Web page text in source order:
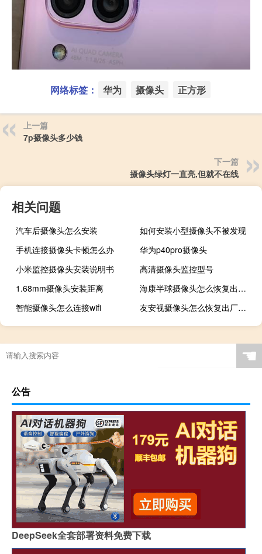
网络标签： 华为 摄像头 正方形
上一篇
7p摄像头多少钱
下一篇
摄像头绿灯一直亮,但就不在线
相关问题
汽车后摄像头怎么安装
如何安装小型摄像头不被发现
手机连接摄像头卡顿怎么办
华为p40pro摄像头
小米监控摄像头安装说明书
高清摄像头监控型号
1.68mm摄像头安装距离
海康半球摄像头怎么恢复出厂设置
智能摄像头怎么连接wifi
友安视摄像头怎么恢复出厂设置
☚
公告
DeepSeek全套部署资料免费下载